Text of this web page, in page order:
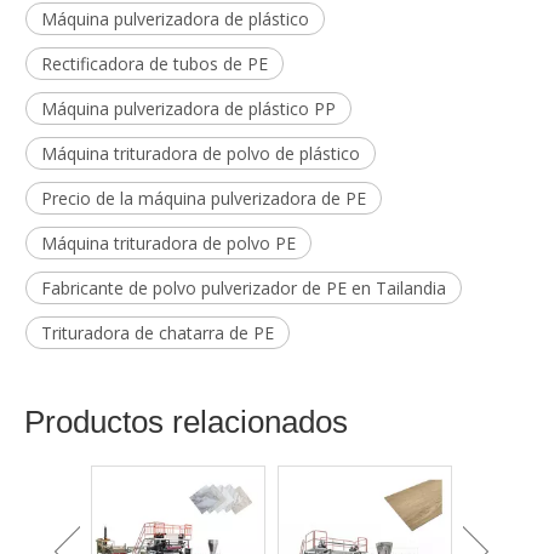
Máquina pulverizadora de plástico
Rectificadora de tubos de PE
Máquina pulverizadora de plástico PP
Máquina trituradora de polvo de plástico
Precio de la máquina pulverizadora de PE
Máquina trituradora de polvo PE
Fabricante de polvo pulverizador de PE en Tailandia
Trituradora de chatarra de PE
Productos relacionados